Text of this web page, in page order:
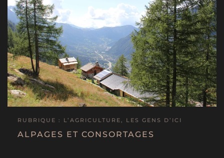
RUBRIQUE : L’AGRICULTURE, LES GENS D’ICI
ALPAGES ET CONSORTAGES